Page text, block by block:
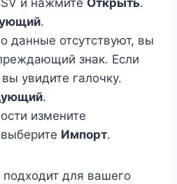
и нажмите Открыть.
.
данные отсутствуют, вы
знак. Если
увидите галочку.
.
измените
Импорт.
подходит для вашего